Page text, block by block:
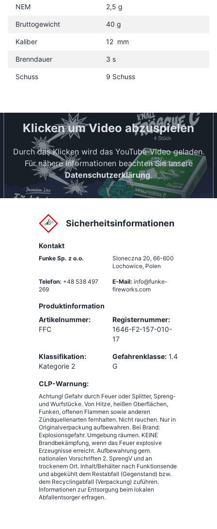
NEM 2,5 g
Bruttogewicht 40 g
Kaliber 12 mm
Brenndauer 3 s
Schuss 9 Schuss
Klicken um Video abzuspielen
Durch das Klicken wird das YouTube-Video geladen.
Für nähere Informationen beachten Sie unsere
Datenschutzerklärung.
Sicherheitsinformationen
Kontakt
Funke Sp. z o.o. Sloneczna 20, 66-600
Lochowice, Polen
Telefon: +48 538 497
269
E-Mail: info@funke-
fireworks.com
Produktinformation
Artikelnummer:
FFC
Registernummer:
1646-F2-157-010-
17
Klassifikation:
Kategorie 2
Gefahrenklasse: 1.4
G
CLP-Warnung:
Achtung! Gefahr durch Feuer oder Splitter, Spreng-
und Wurfstücke. Von Hitze, heißen Oberflächen,
Funken, offenen Flammen sowie anderen
Zündquellenarten fernhalten. Nicht rauchen. Nur in
Originalverpackung aufbewahren. Bei Brand:
Explosionsgefahr. Umgebung räumen. KEINE
Brandbekämpfung, wenn das Feuer explosive
Erzeugnisse erreicht. Aufbewahrung gem.
nationalen Vorschriften 2. SprengV und an
trockenem Ort. Inhalt/Behälter nach Funktionsende
und abgekühlt dem Restabfall (Gegenstand) bzw.
dem Recyclingabfall (Verpackung) zuführen.
Informationen zur Entsorgung beim lokalen
Abfallentsorger erfragen.